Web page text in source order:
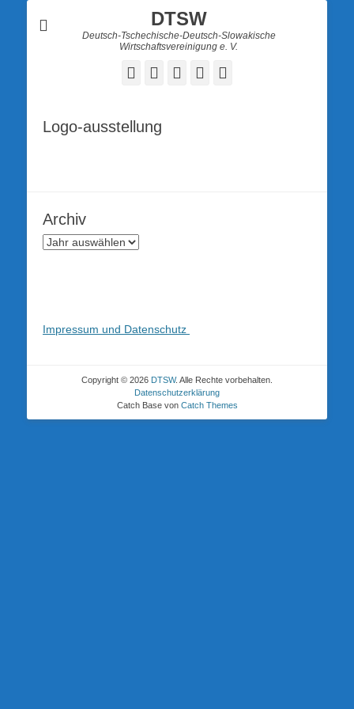
DTSW
Deutsch-Tschechische-Deutsch-Slowakische
Wirtschaftsvereinigung e. V.
Facebook
TwitterLinkedInYouTube
Logo-ausstellung
Archiv
Impressum und Datenschutz
Copyright © 2026 DTSW. Alle Rechte vorbehalten.
Datenschutzerklärung
Catch Base von Catch Themes